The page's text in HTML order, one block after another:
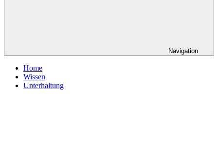
Navigation
Home
Wissen
Unterhaltung